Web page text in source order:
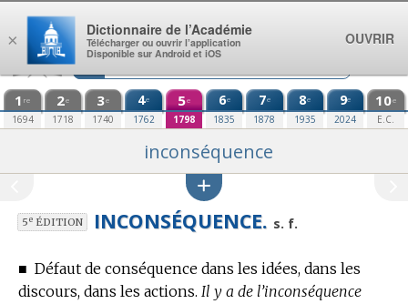
Aller au contenu
1 re
1694
2e
1718
3e
1740
4e
1762
5e
1798
6e
1835
7e
1878
8e
1935
9e
2024
10e
E.C.
inconséquence
5eÉDITION INCONSÉQUENCE. s. f.
■ Défaut de conséquence dans les idées, dans les
discours, dans les actions. Il y a de l’inconséquence
×
Dictionnaire de l’Académie
Télécharger ou ouvrir l’application
Disponible sur Android et iOS
OUVRIR